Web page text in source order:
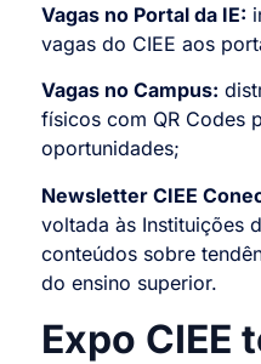
Vagas no Portal da IE:
vagas do CIEE aos
Vagas no Campus:
físicos com QR Codes
oportunidades;
Newsletter CIEE
voltada às Instituições
conteúdos sobre
do ensino superior.
Expo CIEE